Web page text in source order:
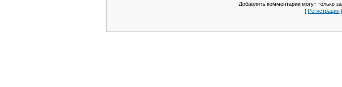
Добавлять комментарии могут только
[ Регистрация |